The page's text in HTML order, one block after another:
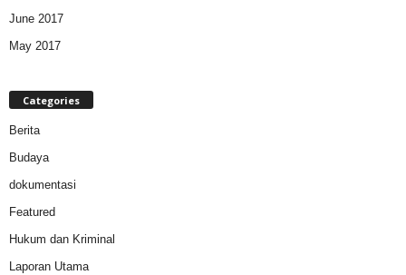
June 2017
May 2017
Categories
Berita
Budaya
dokumentasi
Featured
Hukum dan Kriminal
Laporan Utama